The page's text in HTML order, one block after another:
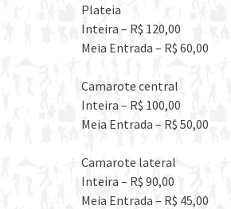
Plateia
Inteira – R$ 120,00
Meia Entrada – R$ 60,00
Camarote central
Inteira – R$ 100,00
Meia Entrada – R$ 50,00
Camarote lateral
Inteira – R$ 90,00
Meia Entrada – R$ 45,00